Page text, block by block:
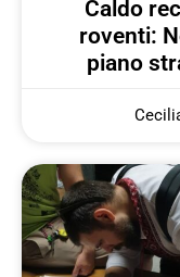
Caldo
roventi:
piano